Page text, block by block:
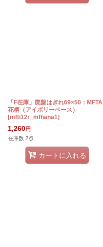
「F在庫」廃盤はぎれ69×50：MFTA
花柄（アイボリーベース）
[mfti12r_mfhana1]
1,260円
在庫数 2点
カートに入れる